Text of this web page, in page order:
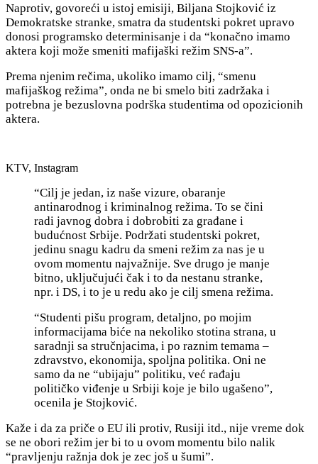
Naprotiv, govoreći u istoj emisiji, Biljana Stojković iz
Demokratske stranke, smatra da studentski pokret upravo
donosi programsko determinisanje i da “konačno imamo
aktera koji može smeniti mafijaški režim SNS-a”.
Prema njenim rečima, ukoliko imamo cilj, “smenu
mafijaškog režima”, onda ne bi smelo biti zadržaka i
potrebna je bezuslovna podrška studentima od opozicionih
aktera.
KTV, Instagram
“Cilj je jedan, iz naše vizure, obaranje
antinarodnog i kriminalnog režima. To se čini
radi javnog dobra i dobrobiti za građane i
budućnost Srbije. Podržati studentski pokret,
jedinu snagu kadru da smeni režim za nas je u
ovom momentu najvažnije. Sve drugo je manje
bitno, uključujući čak i to da nestanu stranke,
npr. i DS, i to je u redu ako je cilj smena režima.
“Studenti pišu program, detaljno, po mojim
informacijama biće na nekoliko stotina strana, u
saradnji sa stručnjacima, i po raznim temama –
zdravstvo, ekonomija, spoljna politika. Oni ne
samo da ne “ubijaju” politiku, već rađaju
političko viđenje u Srbiji koje je bilo ugašeno”,
ocenila je Stojković.
Kaže i da za priče o EU ili protiv, Rusiji itd., nije vreme dok
se ne obori režim jer bi to u ovom momentu bilo nalik
“pravljenju ražnja dok je zec još u šumi”.